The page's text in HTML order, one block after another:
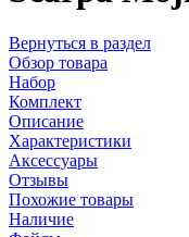
Вернуться в раздел
Обзор товара
Набор
Комплект
Описание
Характеристики
Аксессуары
Отзывы
Похожие товары
Наличие